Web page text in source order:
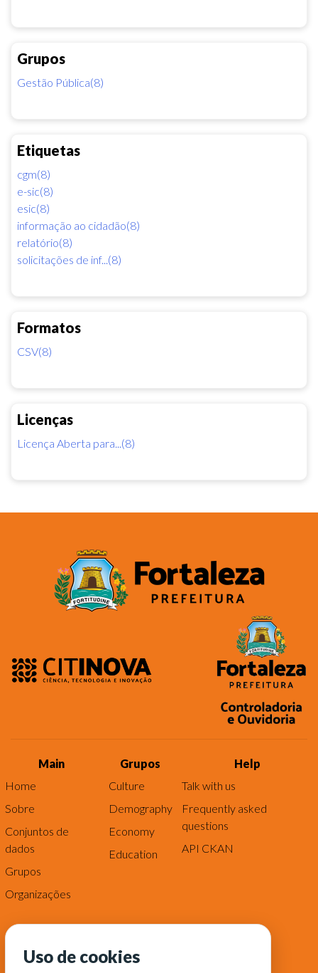
Grupos
Gestão Pública(8)
Etiquetas
cgm(8)
e-sic(8)
esic(8)
informação ao cidadão(8)
relatório(8)
solicitações de inf...(8)
Formatos
CSV(8)
Licenças
Licença Aberta para...(8)
Main
Home
Sobre
Conjuntos de
dados
Grupos
Organizações
Grupos
Culture
Demography
Economy
Education
Help
Talk with us
Frequently asked
questions
API CKAN
Uso de cookies